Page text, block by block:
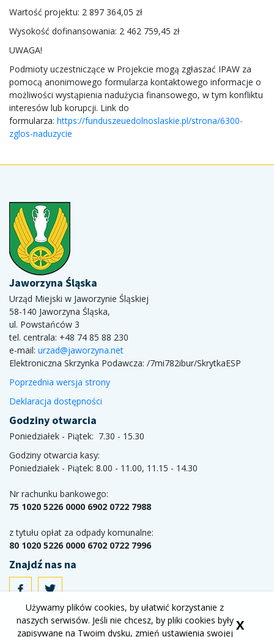
Wartość projektu: 2 897 364,05 zł
Wysokość dofinansowania: 2 462 759,45 zł
UWAGA!
Podmioty uczestniczące w Projekcie mogą zgłaszać IPAW za
pomocą anonimowego formularza kontaktowego informacje o
możliwości wystąpienia nadużycia finansowego, w tym konfliktu
interesów lub korupcji. Link do
formularza: https://funduszeuedolnoslaskie.pl/strona/6300-
zglos-naduzycie
Jaworzyna Śląska
Urząd Miejski w Jaworzynie Śląskiej
58-140 Jaworzyna Śląska,
ul. Powstańców 3
tel. centrala: +48 74 85 88 230
e-mail: urzad@jaworzyna.net
Elektroniczna Skrzynka Podawcza: /7mi782ibur/SkrytkaESP
Poprzednia wersja strony
Deklaracja dostępności
Godziny otwarcia
Poniedziałek - Piątek: 7.30 - 15.30
Godziny otwarcia kasy:
Poniedziałek - Piątek: 8.00 - 11.00, 11.15 - 14.30
Nr rachunku bankowego:
75 1020 5226 0000 6902 0722 7988
z tytułu opłat za odpady komunalne:
80 1020 5226 0000 6702 0722 7996
Znajdź nas na
Wykonanie Aplikacje i strony internetowe
Używamy plików cookies, by ułatwić korzystanie z
naszych serwisów. Jeśli nie chcesz, by pliki cookies były
zapisywane na Twoim dysku, zmień ustawienia swojej X